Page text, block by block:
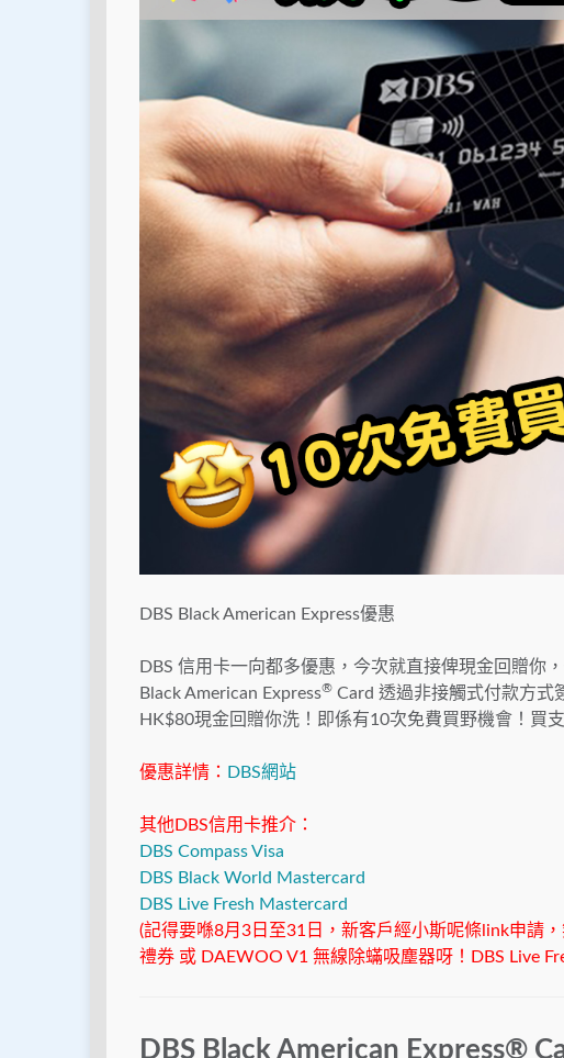
DBS Black American Express優惠
DBS 信用卡一向都多優惠，今次就直接俾現金回贈你
Black American Express® Card 透過非接觸式付款方式
HK$80現金回贈你洗！即係有10次免費買野機會！買
優惠詳情： DBS網站
其他DBS信用卡推介：
DBS Compass Visa
DBS Black World Mastercard
DBS Live Fresh Mastercard
(記得要喺8月3日至31日，新客戶經小斯呢條link申請
禮券 或 DAEWOO V1 無線除蟎吸塵器呀！DBS Live
DBS Black American Express®